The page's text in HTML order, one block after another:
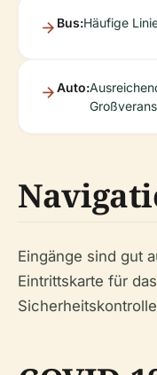
Bus:Häufige
Auto:
Eingänge sind gut
Eintrittskarte für